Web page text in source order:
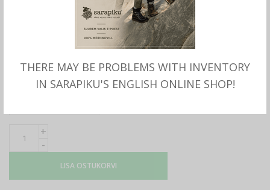
THERE MAY BE PROBLEMS WITH INVENTORY
IN SARAPIKU'S ENGLISH ONLINE SHOP!
Vooder: fliis 100% polüester.
Numbrivalikus: naistele S ja M, meestele L ja XL.
Toodetud Rootsis, Börjesson.
LISA OSTUKORVI